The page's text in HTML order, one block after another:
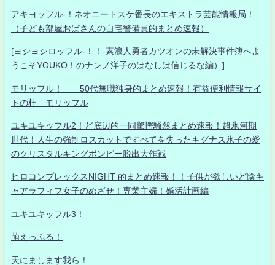
アキヨッフル-！ネオニートスケ番長のエキストラ芸能情報局！
（子ども部屋おばさんの自宅警備員的まとめ速報）
[ヨシヨシロッフル-！！-素浪人勇者カツオンの未解決事件簿へよ
うこそYOUKO！のナンノ洋子のはなしは信じるな編）]
モリッフル！ 50代無職独身的まとめ速報！有益便利情報サイ
トの杜 モリッフル
ユキユキッフル2！ど底辺的一同驚愕騒然まとめ速報！超氷河期
世代！人生の強制ロスカットですべてを失ったキグナス氷子の愛
のクリスタルキングボンビー脱出大作戦
ヒロコンプレックスNIGHT 的まとめ速報！！子供が欲しいど陰キ
ャアラフィフ女子のめざせ！専業主婦！婚活計画編
ユキユキッフル3！
萌えっふる！
天にまします我ら！